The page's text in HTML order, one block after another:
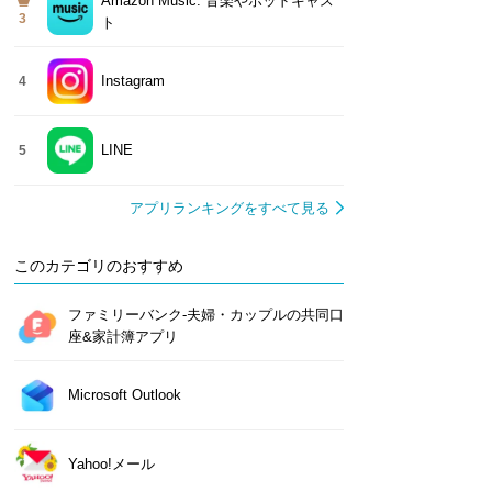
3
ト
4 Instagram
5 LINE
アプリランキングをすべて見る
このカテゴリのおすすめ
ファミリーバンク-夫婦・カップルの共同口
座&家計簿アプリ
Microsoft Outlook
Yahoo!メール